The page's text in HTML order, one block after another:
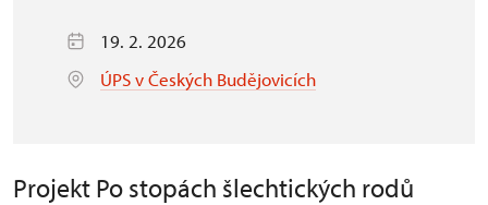
19. 2. 2026
ÚPS v Českých Budějovicích
Projekt Po stopách šlechtických rodů